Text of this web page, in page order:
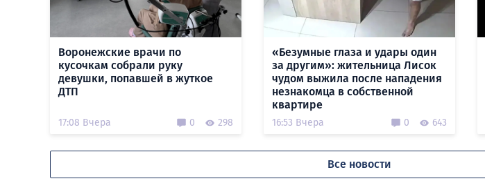
Воронежские врачи по
кусочкам собрали руку
девушки, попавшей в жуткое
ДТП
17:08 Вчера 0 298
«Безумные глаза и удары один
за другим»: жительница Лисок
чудом выжила после нападения
незнакомца в собственной
квартире
16:53 Вчера 0 643
Все новости